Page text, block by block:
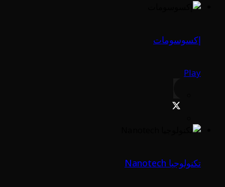
إكسوسومات
Play
تكنولوجيا Nanotech